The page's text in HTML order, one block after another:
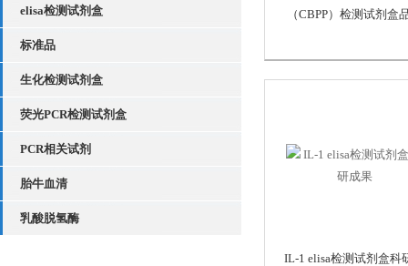
elisa检测试剂盒
标准品
生化检测试剂盒
荧光PCR检测试剂盒
PCR相关试剂
胎牛血清
乳酸脱氢酶
（CBPP）检测试剂盒
IL-1 elisa检测试剂盒科